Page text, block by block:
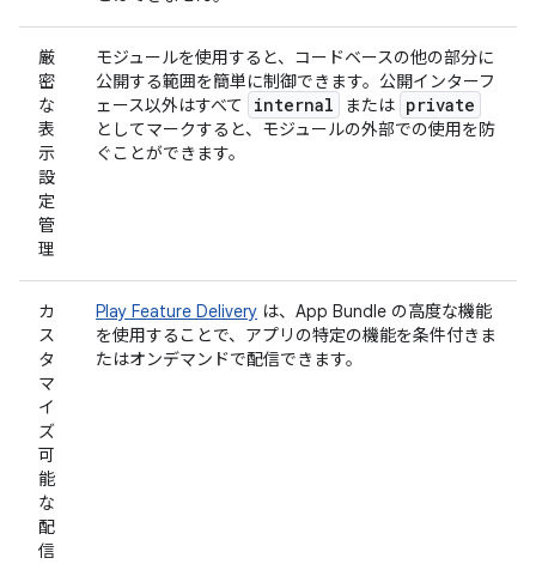
厳
密
な
表
示
設
定
管
理
モジュールを使用すると、コードベースの他の部分に
公開する範囲を簡単に制御できます。公開インターフ
ェース以外はすべて
internal または private
としてマークすると、モジュールの外部での使用を防
ぐことができます。
カ
ス
タ
マ
イ
ズ
可
能
な
配
信
Play Feature Delivery は、App Bundle の高度な機能
を使用することで、アプリの特定の機能を条件付きま
たはオンデマンドで配信できます。